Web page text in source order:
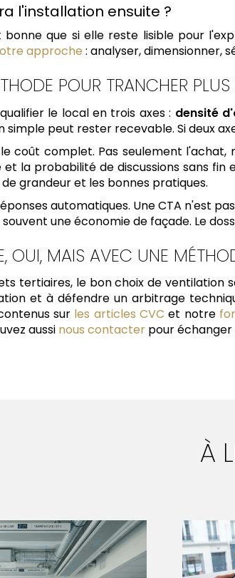
l'installation ensuite ?
bonne que si elle reste lisible pour
approche : analyser, dimensionner,
POUR TRANCHER PLUS
le local en trois axes : densité
simple peut rester recevable. Si deux
coût complet. Pas seulement l'achat,
la probabilité de discussions sans fin
grandeur et les bonnes pratiques.
automatiques. Une CTA n'est
une économie de façade. Le
OUI, MAIS AVEC UNE
tertiaires, le bon choix de ventilation
et à défendre un arbitrage
sur les articles CVC et notre
aussi nous contacter pour échanger
À